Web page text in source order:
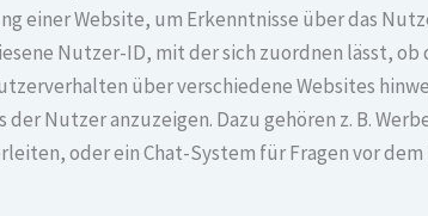
einer Website, um Erkenntnisse über das
Nutzer-ID, mit der sich zuordnen lässt,
über verschiedene Websites
Nutzer anzuzeigen. Dazu gehören z. B.
oder ein Chat-System für Fragen vor